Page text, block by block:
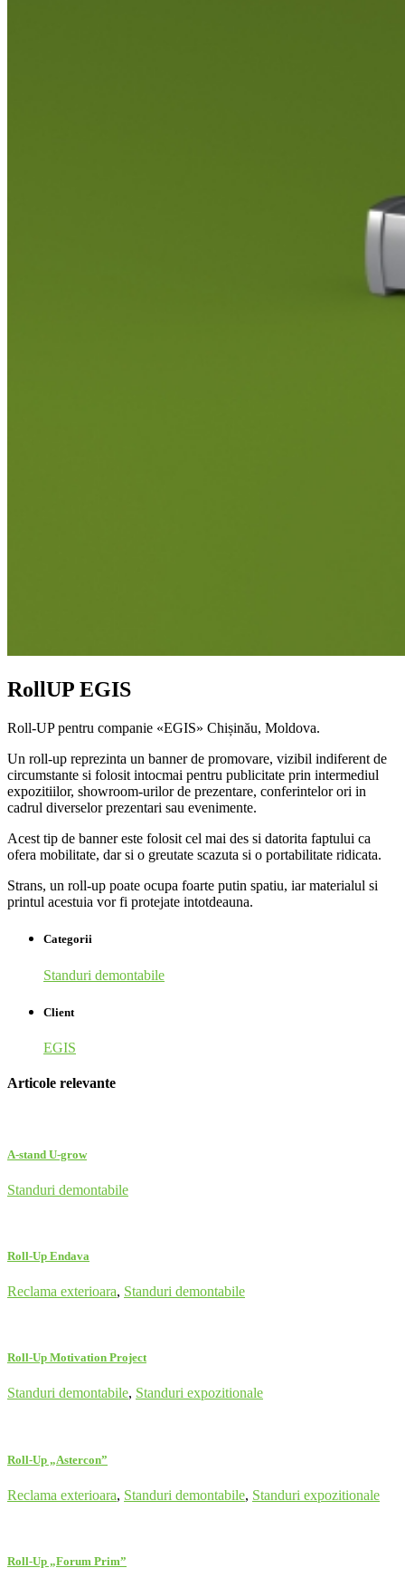
RollUP EGIS
Roll-UP pentru companie «EGIS» Chișinău, Moldova.
Un roll-up reprezinta un banner de promovare, vizibil indiferent de
circumstante si folosit intocmai pentru publicitate prin intermediul
expozitiilor, showroom-urilor de prezentare, conferintelor ori in
cadrul diverselor prezentari sau evenimente.
Acest tip de banner este folosit cel mai des si datorita faptului ca
ofera mobilitate, dar si o greutate scazuta si o portabilitate ridicata.
Strans, un roll-up poate ocupa foarte putin spatiu, iar materialul si
printul acestuia vor fi protejate intotdeauna.
Categorii
Standuri demontabile
Client
EGIS
Articole relevante
A-stand U-grow
Standuri demontabile
Roll-Up Endava
Reclama exterioara, Standuri demontabile
Roll-Up Motivation Project
Standuri demontabile, Standuri expozitionale
Roll-Up „Astercon”
Reclama exterioara, Standuri demontabile, Standuri expozitionale
Roll-Up „Forum Prim”